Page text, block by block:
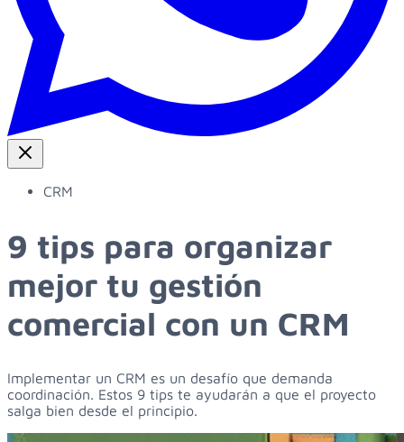
CRM
9 tips para organizar
mejor tu gestión
comercial con un CRM
Implementar un CRM es un desafío que demanda
coordinación. Estos 9 tips te ayudarán a que el proyecto
salga bien desde el principio.